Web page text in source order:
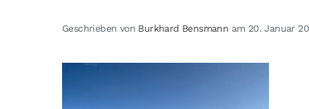
Geschrieben von Burkhard Bensmann am 20. Januar